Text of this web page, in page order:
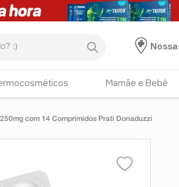
Mamãe e Bebê
com 14 Comprimidos Prati Donaduzzi